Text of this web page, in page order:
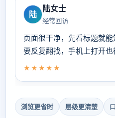
陆
陆女士
经常回访
页面很干净，先看标题就
要反复翻找，手机上打开也
★★★★★
浏览更省时 层级更清楚